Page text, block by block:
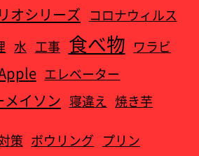
オシリーズ コロナウィルス
水 工事 食べ物 ワラビ
エレベーター
メイソン 寝違え 焼き芋
策 ボウリング プリン